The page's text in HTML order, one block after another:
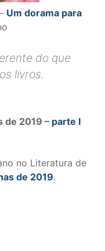
Um dorama para
do que
livros.
de 2019 – parte I
no Literatura de
de 2019.